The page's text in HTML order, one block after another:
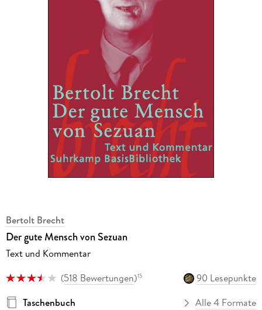
Bertolt Brecht
Der gute Mensch von Sezuan
Text und Kommentar
(518 Bewertungen)15
90 Lesepunkte
Taschenbuch
Alle 4 Formate